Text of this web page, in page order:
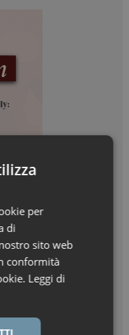
per
di
sito web
conformità
Leggi di